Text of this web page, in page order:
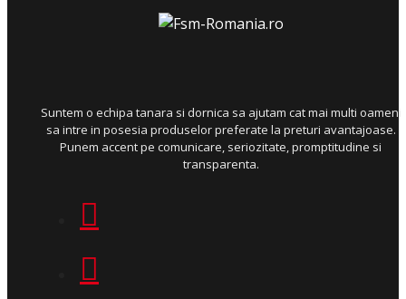
Suntem o echipa tanara si dornica sa ajutam cat mai multi oameni
sa intre in posesia produselor preferate la preturi avantajoase.
Punem accent pe comunicare, seriozitate, promptitudine si
transparenta.